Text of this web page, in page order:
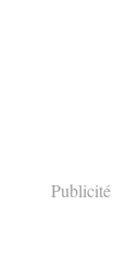
Publicité